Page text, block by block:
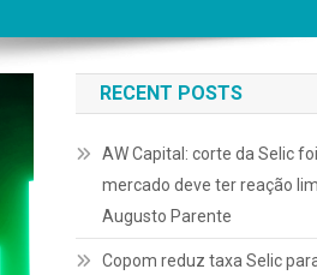
RECENT POSTS
AW Capital: corte da Selic
mercado deve ter reação
Augusto Parente
Copom reduz taxa Selic